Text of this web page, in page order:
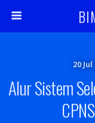
20
Alur Sistem